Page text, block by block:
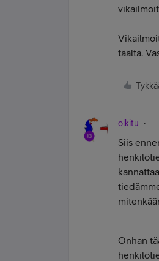
täältä.
olkitu
Siis
Onhan